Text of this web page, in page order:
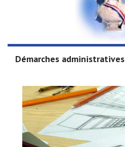
Démarches administratives